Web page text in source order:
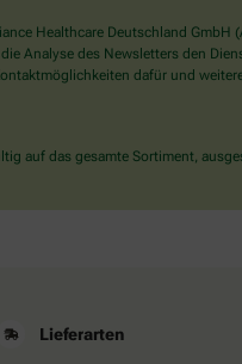
Healthcare Deutschland
Analyse des Newsletters den
dafür und
auf das gesamte Sortiment,
Lieferarten